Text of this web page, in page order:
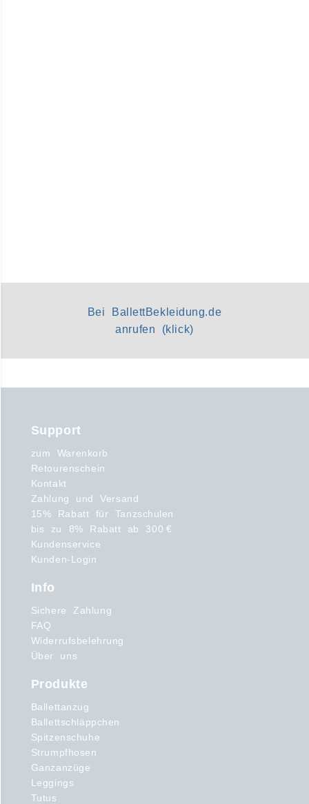
Bei BallettBekleidung.de
anrufen (klick)
Support
zum Warenkorb
Retourenschein
Kontakt
Zahlung und Versand
15% Rabatt für Tanzschulen
bis zu 8% Rabatt ab 300 €
Kundenservice
Kunden-Login
Info
Sichere Zahlung
FAQ
Widerrufsbelehrung
Über uns
Produkte
Ballettanzug
Ballettschläppchen
Spitzenschuhe
Strumpfhosen
Ganzanzüge
Leggings
Tutus